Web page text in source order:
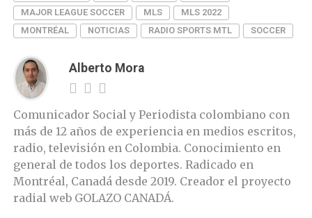
MAJOR LEAGUE SOCCER
MLS
MLS 2022
MONTRÉAL
NOTICIAS RADIO SPORTS MTL SOCCER
Alberto Mora
Comunicador Social y Periodista colombiano con
más de 12 años de experiencia en medios escritos,
radio, televisión en Colombia. Conocimiento en
general de todos los deportes. Radicado en
Montréal, Canadá desde 2019. Creador el proyecto
radial web GOLAZO CANADÁ.